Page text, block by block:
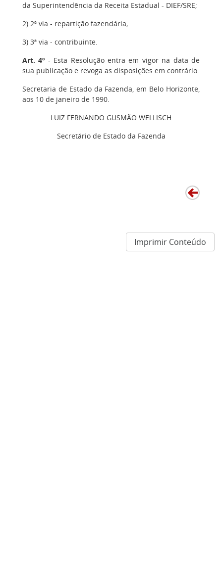
da Superintendência da Receita Estadual - DIEF/SRE;
2) 2ª via - repartição fazendária;
3) 3ª via - contribuinte.
Art. 4º - Esta Resolução entra em vigor na data de
sua publicação e revoga as disposições em contrário.
Secretaria de Estado da Fazenda, em Belo Horizonte,
aos 10 de janeiro de 1990.
LUIZ FERNANDO GUSMÃO WELLISCH
Secretário de Estado da Fazenda
Imprimir Conteúdo